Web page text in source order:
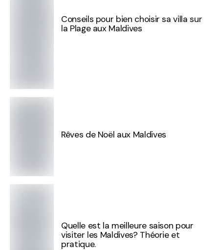
Conseils pour bien choisir sa villa sur
la Plage aux Maldives
Rêves de Noël aux Maldives
Quelle est la meilleure saison pour
visiter les Maldives? Théorie et
pratique.